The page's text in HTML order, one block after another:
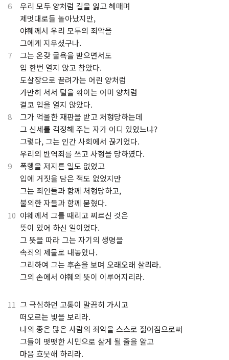
6 우리 모두 양처럼 길을 잃고 헤매며
제멋대로들 놀아났지만,
야훼께서 우리 모두의 죄악을
그에게 지우셨구나.
7 그는 온갖 굴욕을 받으면서도
입 한번 열지 않고 참았다.
도살장으로 끌려가는 어린 양처럼
가만히 서서 털을 깎이는 어미 양처럼
결코 입을 열지 않았다.
8 그가 억울한 재판을 받고 처형당하는데
그 신세를 걱정해 주는 자가 어디 있었느냐?
그렇다, 그는 인간 사회에서 끊기었다.
우리의 반역죄를 쓰고 사형을 당하였다.
9 폭행을 저지른 일도 없었고
입에 거짓을 담은 적도 없었지만
그는 죄인들과 함께 처형당하고,
불의한 자들과 함께 묻혔다.
10 야훼께서 그를 때리고 찌르신 것은
뜻이 있어 하신 일이었다.
그 뜻을 따라 그는 자기의 생명을
속죄의 제물로 내놓았다.
그리하여 그는 후손을 보며 오래오래 살리라.
그의 손에서 야훼의 뜻이 이루어지리라.
11 그 극심하던 고통이 말끔히 가시고
떠오르는 빛을 보리라.
나의 종은 많은 사람의 죄악을 스스로 짊어짐으로써
그들이 떳떳한 시민으로 살게 될 줄을 알고
마음 흐뭇해 하리라.